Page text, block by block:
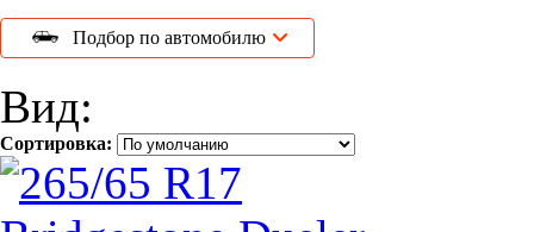
Подбор по автомобилю
Вид:
Сортировка: